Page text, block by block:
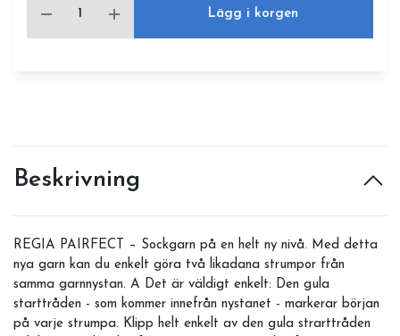
Lägg i korgen
Beskrivning
REGIA PAIRFECT – Sockgarn på en helt ny nivå. Med detta
nya garn kan du enkelt göra två likadana strumpor från
samma garnnystan. A Det är väldigt enkelt: Den gula
starttråden - som kommer innefrån nystanet - markerar början
på varje strumpa. Klipp helt enkelt av den gula strarttråden